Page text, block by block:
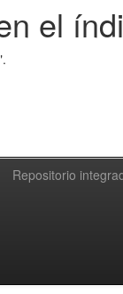
el
Repositorio